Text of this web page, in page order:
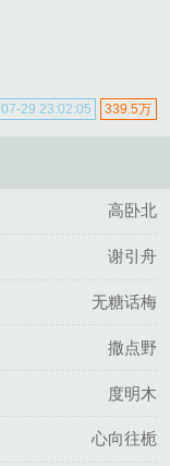
339.5万
07-29 23:02:05
高卧北
谢引舟
无糖话梅
撒点野
度明木
心向往栀